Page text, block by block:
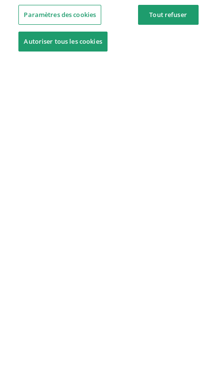
Paramètres des cookies Tout refuser
Autoriser tous les cookies